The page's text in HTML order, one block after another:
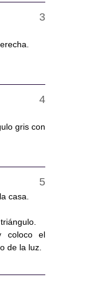
gris con
casa.
coloco el
de la luz.